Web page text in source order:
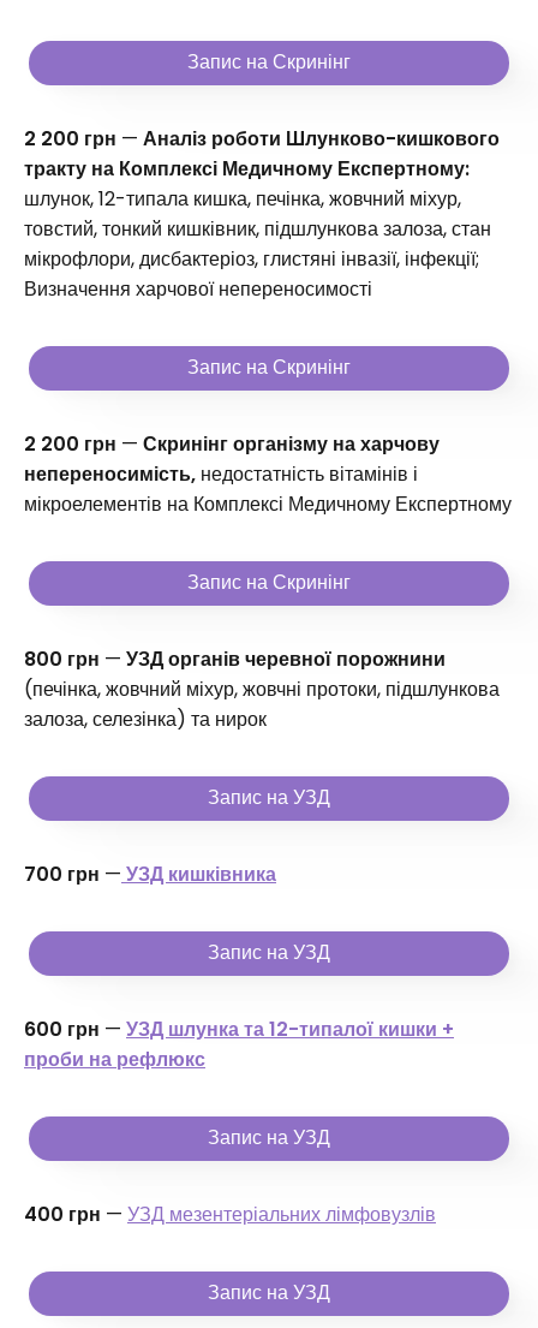
Запис на Скринінг
2 200 грн — Аналіз роботи Шлунково-кишкового
тракту на Комплексі Медичному Експертному:
шлунок, 12-типала кишка, печінка, жовчний міхур,
товстий, тонкий кишківник, підшлункова залоза, стан
мікрофлори, дисбактеріоз, глистяні інвазії, інфекції;
Визначення харчової непереносимості
Запис на Скринінг
2 200 грн — Скринінг організму на харчову
непереносимість, недостатність вітамінів і
мікроелементів на Комплексі Медичному Експертному
Запис на Скринінг
800 грн — УЗД органів черевної порожнини
(печінка, жовчний міхур, жовчні протоки, підшлункова
залоза, селезінка) та нирок
Запис на УЗД
700 грн — УЗД кишківника
Запис на УЗД
600 грн — УЗД шлунка та 12-типалої кишки +
проби на рефлюкс
Запис на УЗД
400 грн — УЗД мезентеріальних лімфовузлів
Запис на УЗД